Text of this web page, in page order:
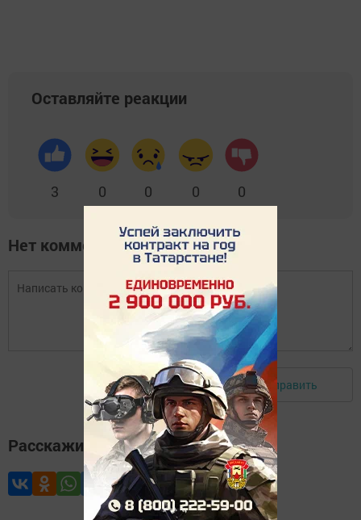
Оставляйте реакции
3 0 0 0 0
Нет комментариев
Авторизоваться Отправить
Расскажите друзьям